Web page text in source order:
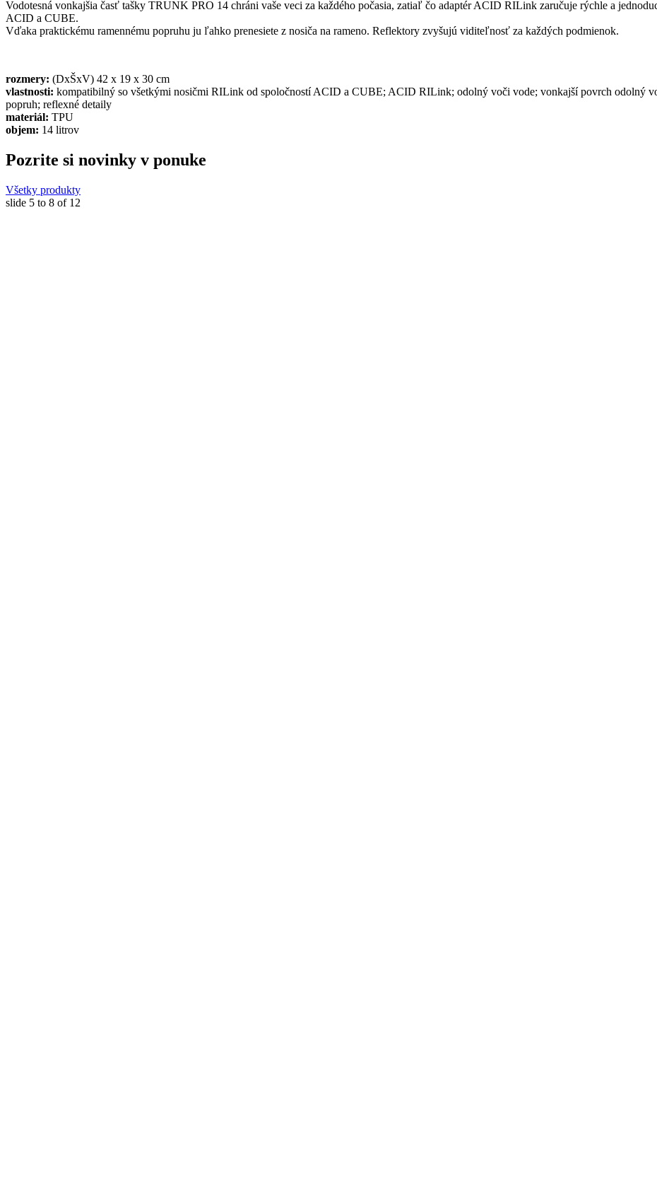
Vodotesná vonkajšia časť tašky TRUNK PRO 14 chráni vaše veci za každého počasia, zatiaľ čo adaptér ACID RILink zaručuje rýchle a
ACID a CUBE.
Vďaka praktickému ramennému popruhu ju ľahko prenesiete z nosiča na rameno. Reflektory zvyšujú viditeľnosť za každých podmienok.
rozmery: (DxŠxV) 42 x 19 x 30 cm
vlastnosti: kompatibilný so všetkými nosičmi RILink od spoločností ACID a CUBE; ACID RILink; odolný voči vode; vonkajší povrch odolný
popruh; reflexné detaily
materiál: TPU
objem: 14 litrov
Pozrite si novinky v ponuke
Všetky produkty
slide 5 to 8 of 12